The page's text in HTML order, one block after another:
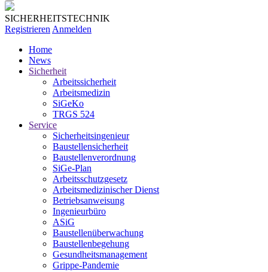
SICHERHEITSTECHNIK
Registrieren Anmelden
Home
News
Sicherheit
Arbeitssicherheit
Arbeitsmedizin
SiGeKo
TRGS 524
Service
Sicherheitsingenieur
Baustellensicherheit
Baustellenverordnung
SiGe-Plan
Arbeitsschutzgesetz
Arbeitsmedizinischer Dienst
Betriebsanweisung
Ingenieurbüro
ASiG
Baustellenüberwachung
Baustellenbegehung
Gesundheitsmanagement
Grippe-Pandemie